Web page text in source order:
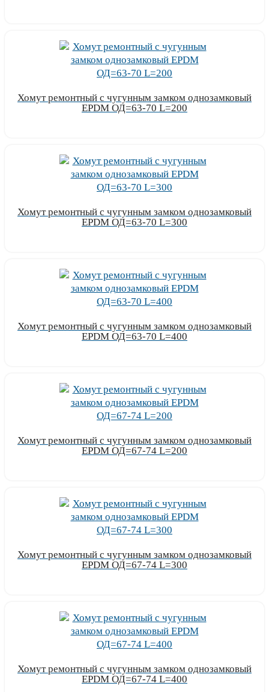
Хомут ремонтный с чугунным замком однозамковый
EPDM ОД=63-70 L=200
Хомут ремонтный с чугунным замком однозамковый
EPDM ОД=63-70 L=300
Хомут ремонтный с чугунным замком однозамковый
EPDM ОД=63-70 L=400
Хомут ремонтный с чугунным замком однозамковый
EPDM ОД=67-74 L=200
Хомут ремонтный с чугунным замком однозамковый
EPDM ОД=67-74 L=300
Хомут ремонтный с чугунным замком однозамковый
EPDM ОД=67-74 L=400